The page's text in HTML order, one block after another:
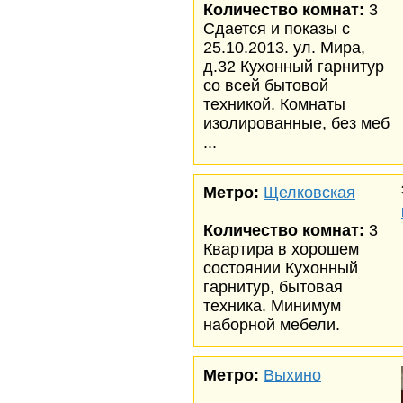
Количество комнат: 3
Сдается и показы с
25.10.2013. ул. Мира,
д.32 Кухонный гарнитур
со всей бытовой
техникой. Комнаты
изолированные, без меб
...
Метро: Щелковская
Количество комнат: 3
Квартира в хорошем
состоянии Кухонный
гарнитур, бытовая
техника. Минимум
наборной мебели.
Метро: Выхино